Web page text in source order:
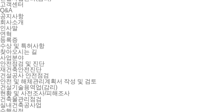
고객센터
Q&A
공지사항
회사소개
인사말
연혁
등록증
수상 및 특허사항
찾아오시는 길
사업분야
안전점검 및 진단
재건축안전진단
건설공사 안전점검
안전 및 해체관리계획서 작성 및 검토
건설기술용역업(감리)
현황 및 사전조사/피해조사
건축물관리점검
실내건축공사업